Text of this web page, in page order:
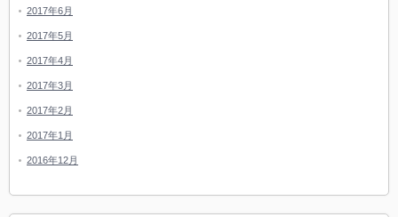
2017年6月
2017年5月
2017年4月
2017年3月
2017年2月
2017年1月
2016年12月